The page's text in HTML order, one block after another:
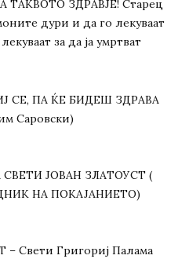
ТАКВОТО ЗДРАВЈЕ! Старец
дури и да го лекуваат
за да ја умртват
СЕ, ПА ЌЕ БИДЕШ ЗДРАВА
Саровски)
ЈОВАН ЗЛАТОУСТ (
НА ПОКАЈАНИЕТО)
Свети Григориј Палама